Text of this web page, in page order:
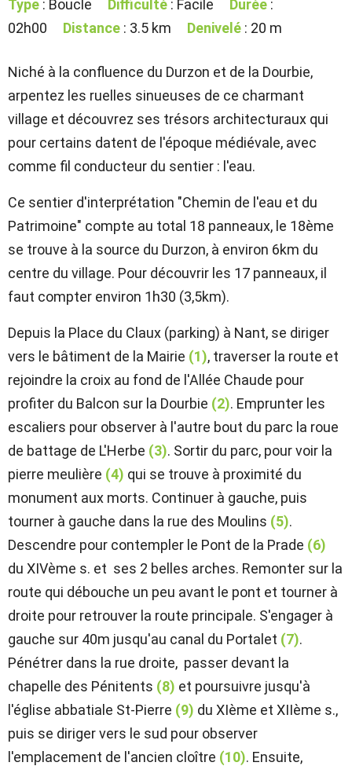
Type : Boucle Difficulté : Facile Durée :
02h00
Distance : 3.5 km Denivelé : 20 m
Niché à la confluence du Durzon et de la Dourbie,
arpentez les ruelles sinueuses de ce charmant
village et découvrez ses trésors architecturaux qui
pour certains datent de l'époque médiévale, avec
comme fil conducteur du sentier : l'eau.
Ce sentier d'interprétation "Chemin de l'eau et du
Patrimoine" compte au total 18 panneaux, le 18ème
se trouve à la source du Durzon, à environ 6km du
centre du village. Pour découvrir les 17 panneaux, il
faut compter environ 1h30 (3,5km).
Depuis la Place du Claux (parking) à Nant, se diriger
vers le bâtiment de la Mairie (1), traverser la route et
rejoindre la croix au fond de l'Allée Chaude pour
profiter du Balcon sur la Dourbie (2). Emprunter les
escaliers pour observer à l'autre bout du parc la roue
de battage de L'Herbe (3). Sortir du parc, pour voir la
pierre meulière (4) qui se trouve à proximité du
monument aux morts. Continuer à gauche, puis
tourner à gauche dans la rue des Moulins (5).
Descendre pour contempler le Pont de la Prade (6)
du XIVème s. et ses 2 belles arches. Remonter sur la
route qui débouche un peu avant le pont et tourner à
droite pour retrouver la route principale. S'engager à
gauche sur 40m jusqu'au canal du Portalet (7).
Pénétrer dans la rue droite, passer devant la
chapelle des Pénitents (8) et poursuivre jusqu'à
l'église abbatiale St-Pierre (9) du XIème et XIIème s.,
puis se diriger vers le sud pour observer
l'emplacement de l'ancien cloître (10). Ensuite,